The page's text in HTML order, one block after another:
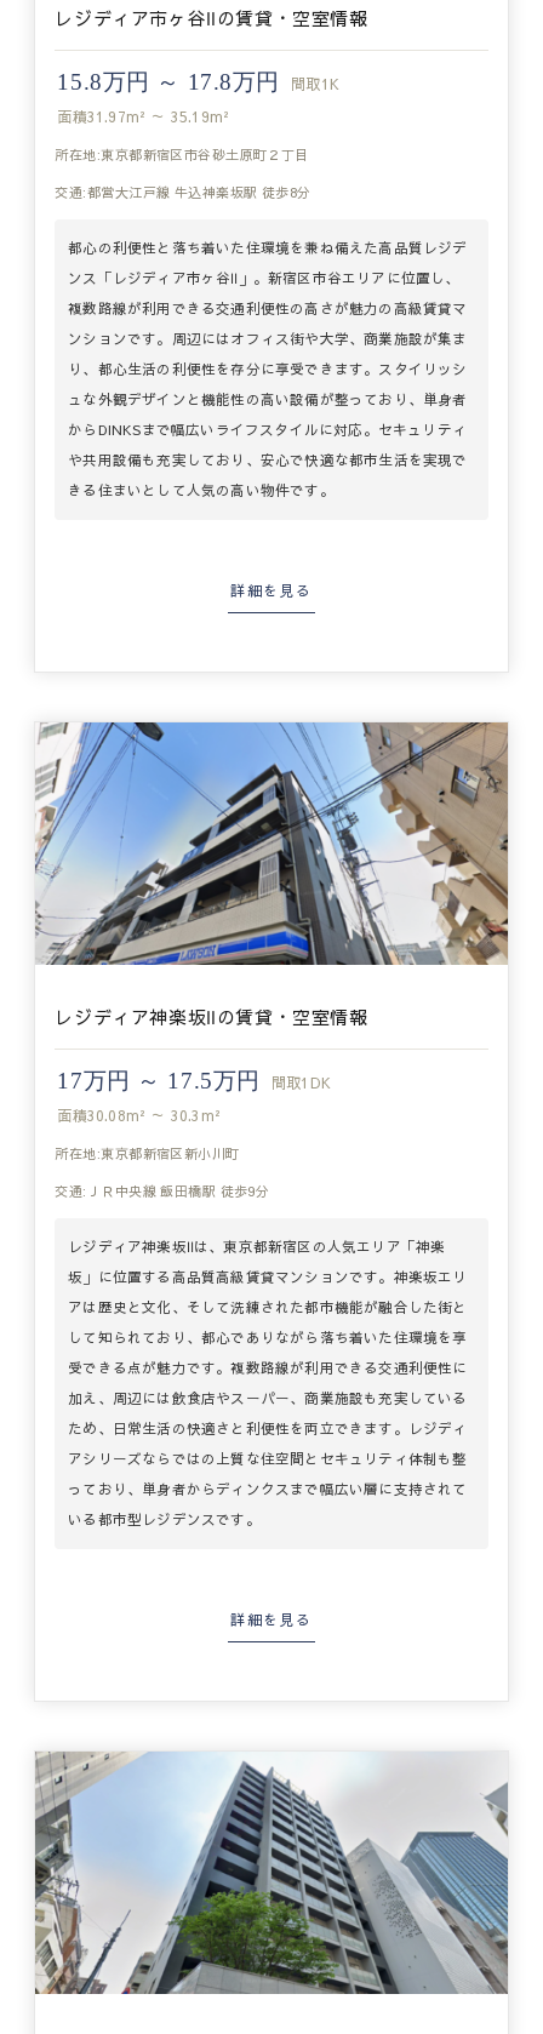
レジディア市ヶ谷Ⅱの賃貸・空室情報
15.8万円 ～ 17.8万円 間取1K
面積31.97m² ～ 35.19m²
所在地:東京都新宿区市谷砂土原町２丁目
交通:都営大江戸線 牛込神楽坂駅 徒歩8分
都心の利便性と落ち着いた住環境を兼ね備えた高品質レジデ
ンス「レジディア市ヶ谷Ⅱ」。新宿区市谷エリアに位置し、
複数路線が利用できる交通利便性の高さが魅力の高級賃貸マ
ンションです。周辺にはオフィス街や大学、商業施設が集ま
り、都心生活の利便性を存分に享受できます。スタイリッシ
ュな外観デザインと機能性の高い設備が整っており、単身者
からDINKSまで幅広いライフスタイルに対応。セキュリティ
や共用設備も充実しており、安心で快適な都市生活を実現で
きる住まいとして人気の高い物件です。
詳細を見る
レジディア神楽坂Ⅱの賃貸・空室情報
17万円 ～ 17.5万円 間取1DK
面積30.08m² ～ 30.3m²
所在地:東京都新宿区新小川町
交通:ＪＲ中央線 飯田橋駅 徒歩9分
レジディア神楽坂Ⅱは、東京都新宿区の人気エリア「神楽
坂」に位置する高品質高級賃貸マンションです。神楽坂エリ
アは歴史と文化、そして洗練された都市機能が融合した街と
して知られており、都心でありながら落ち着いた住環境を享
受できる点が魅力です。複数路線が利用できる交通利便性に
加え、周辺には飲食店やスーパー、商業施設も充実している
ため、日常生活の快適さと利便性を両立できます。レジディ
アシリーズならではの上質な住空間とセキュリティ体制も整
っており、単身者からディンクスまで幅広い層に支持されて
いる都市型レジデンスです。
詳細を見る